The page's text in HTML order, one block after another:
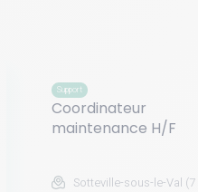
Support
Coordinateur
maintenance H/F
Sotteville-sous-le-Val (76)